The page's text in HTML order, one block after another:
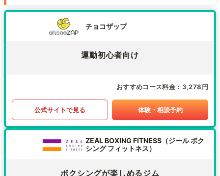
チョコザップ
運動初心者向け
おすすめコース料金 3,278円
公式サイトで見る 体験・相談予約
ZEAL BOXING FITNESS（ジール ボク
シング フィットネス）
ボクシングが楽しめるジム